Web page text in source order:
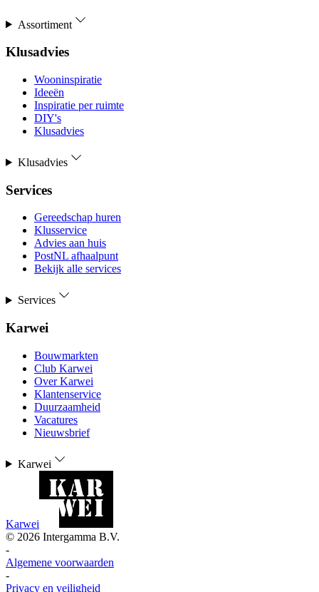
Assortiment
Klusadvies
Wooninspiratie
Ideeën
Inspiratie per ruimte
DIY's
Klusadvies
Klusadvies
Services
Gereedschap huren
Klusservice
Advies aan huis
PostNL afhaalpunt
Bekijk alle services
Services
Karwei
Bouwmarkten
Club Karwei
Over Karwei
Klantenservice
Duurzaamheid
Vacatures
Nieuwsbrief
Karwei
Karwei
© 2026 Intergamma B.V.
-
Algemene voorwaarden
-
Privacy en veiligheid